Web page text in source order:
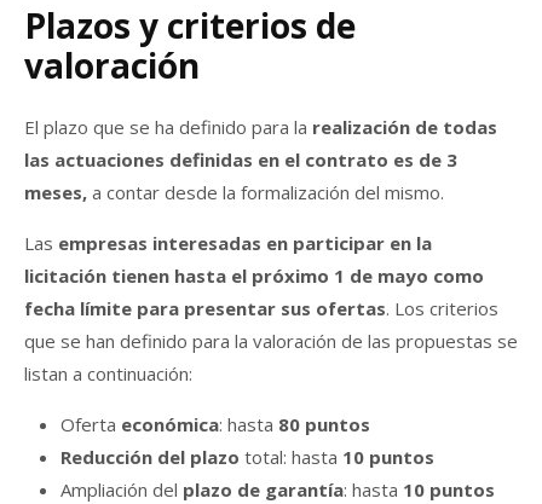
Plazos y criterios de
valoración
El plazo que se ha definido para la realización de todas
las actuaciones definidas en el contrato es de 3
meses, a contar desde la formalización del mismo.
Las empresas interesadas en participar en la
licitación tienen hasta el próximo 1 de mayo como
fecha límite para presentar sus ofertas. Los criterios
que se han definido para la valoración de las propuestas se
listan a continuación:
Oferta económica: hasta 80 puntos
Reducción del plazo total: hasta 10 puntos
Ampliación del plazo de garantía: hasta 10 puntos